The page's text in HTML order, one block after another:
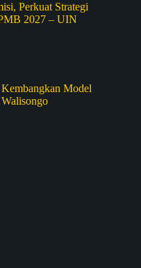
Perkuat Strategi
2027 – UIN